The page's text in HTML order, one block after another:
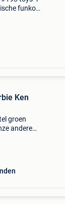
funko
Ken
groen
andere